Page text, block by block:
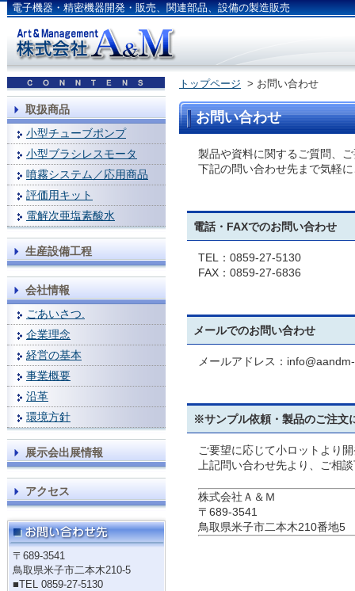
電子機器・精密機器開発・販売、関連部品、設備の製造販売
取扱商品
小型チューブポンプ
小型ブラシレスモータ
噴霧システム／応用商品
評価用キット
電解次亜塩素酸水
生産設備工程
会社情報
ごあいさつ.
企業理念
経営の基本
事業概要
沿革
環境方針
展示会出展情報
アクセス
〒689-3541
鳥取県米子市二本木210-5
■TEL 0859-27-5130
トップページ > お問い合わせ
お問い合わせ
製品や資料に関するご質問、
下記の問い合わせ先まで気軽
電話・FAXでのお問い合わせ
TEL：0859-27-5130
FAX：0859-27-6836
メールでのお問い合わせ
メールアドレス：
※サンプル依頼・製品のご注文
ご要望に応じて小ロットより
上記問い合わせ先より、ご相
株式会社Ａ＆Ｍ
〒689-3541
鳥取県米子市二本木210番地5